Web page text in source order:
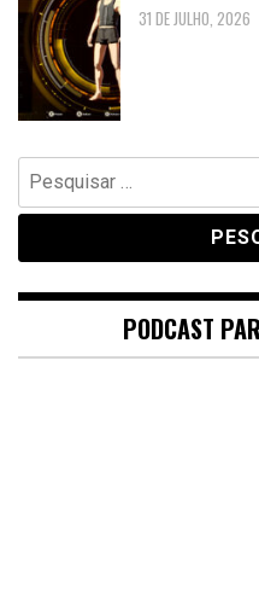
31 DE JULHO, 2026
Pesquisar
por:
PODCAST